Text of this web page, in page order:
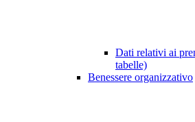
Dati relativi ai
tabelle)
Benessere organizzativo